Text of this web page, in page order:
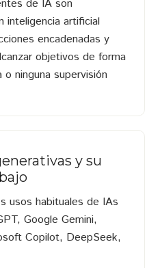
de IA son
inteligencia artificial
encadenadas y
objetivos de forma
ninguna supervisión
y su
usos habituales de IAs
Google Gemini,
Copilot, DeepSeek,